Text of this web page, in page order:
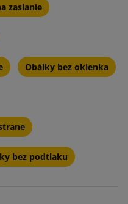
zaslanie
Obálky bez okienka
bez podtlaku